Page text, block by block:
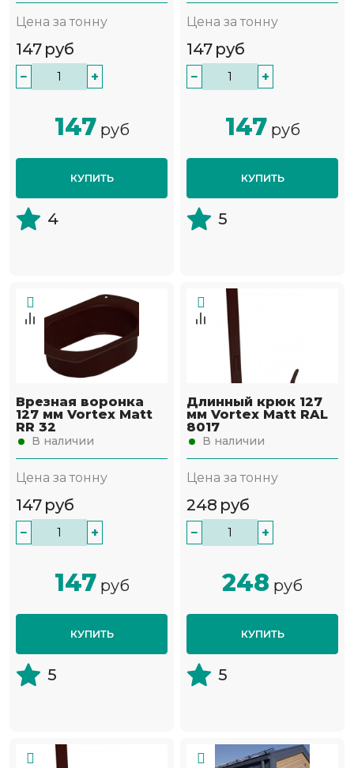
Цена за тонну
147 руб
− +
147 руб
КУПИТЬ
4
Цена за тонну
147 руб
− +
147 руб
КУПИТЬ
5
Врезная воронка
127 мм Vortex Matt
RR 32
В наличии
Цена за тонну
147 руб
− +
147 руб
КУПИТЬ
5
Длинный крюк 127
мм Vortex Matt RAL
8017
В наличии
Цена за тонну
248 руб
− +
248 руб
КУПИТЬ
5